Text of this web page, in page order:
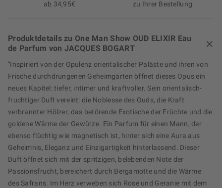
ab 34,95€
zu Ihrer Bestellung
Produktdetails zu One Man Show OUD ELIXIR Eau
de Parfum von JACQUES BOGART
"Inspiriert von der Opulenz orientalischer Paläste und ihren von
Frische durchdrungenen Geheimgärten öffnet dieses Opus ein
neues Kapitel: tiefer, intimer und kraftvoller. Sein orientalisch-
fruchtiger Duft vereint: die Noblesse des Ouds, die Kraft
verbrannter Hölzer, das betörende Exotische der Früchte und die
goldene Wärme der Gewürze. Ein Parfum für einen Mann, der
ebenso flüchtig wie magnetisch ist, hinter sich eine Aura aus
Geheimnis, Eleganz und Einzigartigkeit hinterlassend. Dieser
Duft öffnet sich mit der spritzigen, belebenden Note der
Passionsfrucht, bereichert durch Bergamotte und die Wärme
des Safrans. Im Herz verweben sich Rose und Geranie mit dem